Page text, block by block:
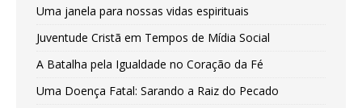
Uma janela para nossas vidas espirituais
Juventude Cristã em Tempos de Mídia Social
A Batalha pela Igualdade no Coração da Fé
Uma Doença Fatal: Sarando a Raiz do Pecado